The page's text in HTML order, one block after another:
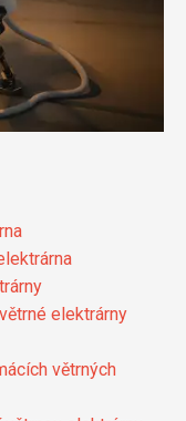
elektrárny
větrných